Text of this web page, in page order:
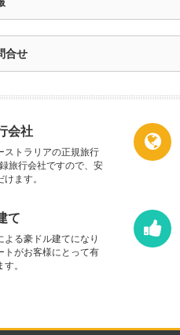
合せ
会社
ストラリアの正規旅行
旅行会社ですので、安
ます。
て
よる豪ドル建てになり
トがお客様にとって有
。